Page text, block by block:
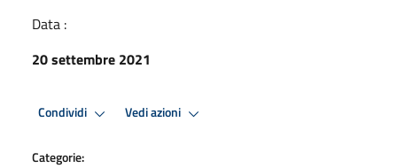
Data :
20 settembre 2021
Condividi Vedi azioni
Categorie: